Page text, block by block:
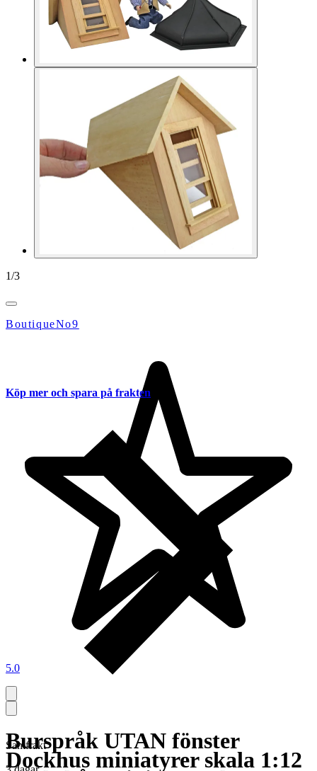
1/3
BoutiqueNo9
5.0
Burspråk UTAN fönster
Dockhus miniatyrer skala 1:12
Köp mer och spara på frakten
Samfrakt